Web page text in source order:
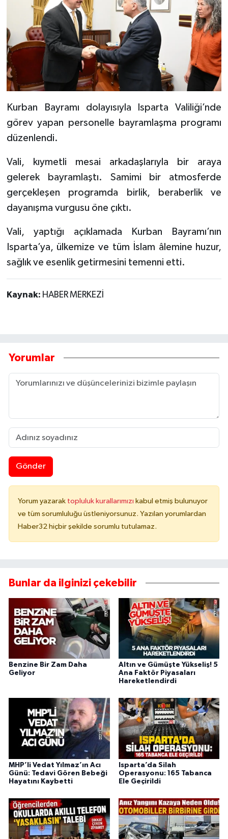
Kurban Bayramı dolayısıyla Isparta Valiliği’nde
görev yapan personelle bayramlaşma programı
düzenlendi.
Vali, kıymetli mesai arkadaşlarıyla bir araya
gelerek bayramlaştı. Samimi bir atmosferde
gerçekleşen programda birlik, beraberlik ve
dayanışma vurgusu öne çıktı.
Vali, yaptığı açıklamada Kurban Bayramı’nın
Isparta’ya, ülkemize ve tüm İslam âlemine huzur,
sağlık ve esenlik getirmesini temenni etti.
Kaynak: HABER MERKEZİ
Yorumlar
Gönder
Yorum yazarak topluluk kurallarımızı kabul etmiş bulunuyor
ve tüm sorumluluğu üstleniyorsunuz. Yazılan yorumlardan
Haber32 hiçbir şekilde sorumlu tutulamaz.
Bunlar da ilginizi çekebilir
Benzine Bir Zam Daha
Geliyor
Altın ve Gümüşte Yükseliş! 5
Ana Faktör Piyasaları
Hareketlendirdi
MHP’li Vedat Yılmaz’ın Acı
Günü: Tedavi Gören Bebeği
Hayatını Kaybetti
Isparta’da Silah
Operasyonu: 165 Tabanca
Ele Geçirildi